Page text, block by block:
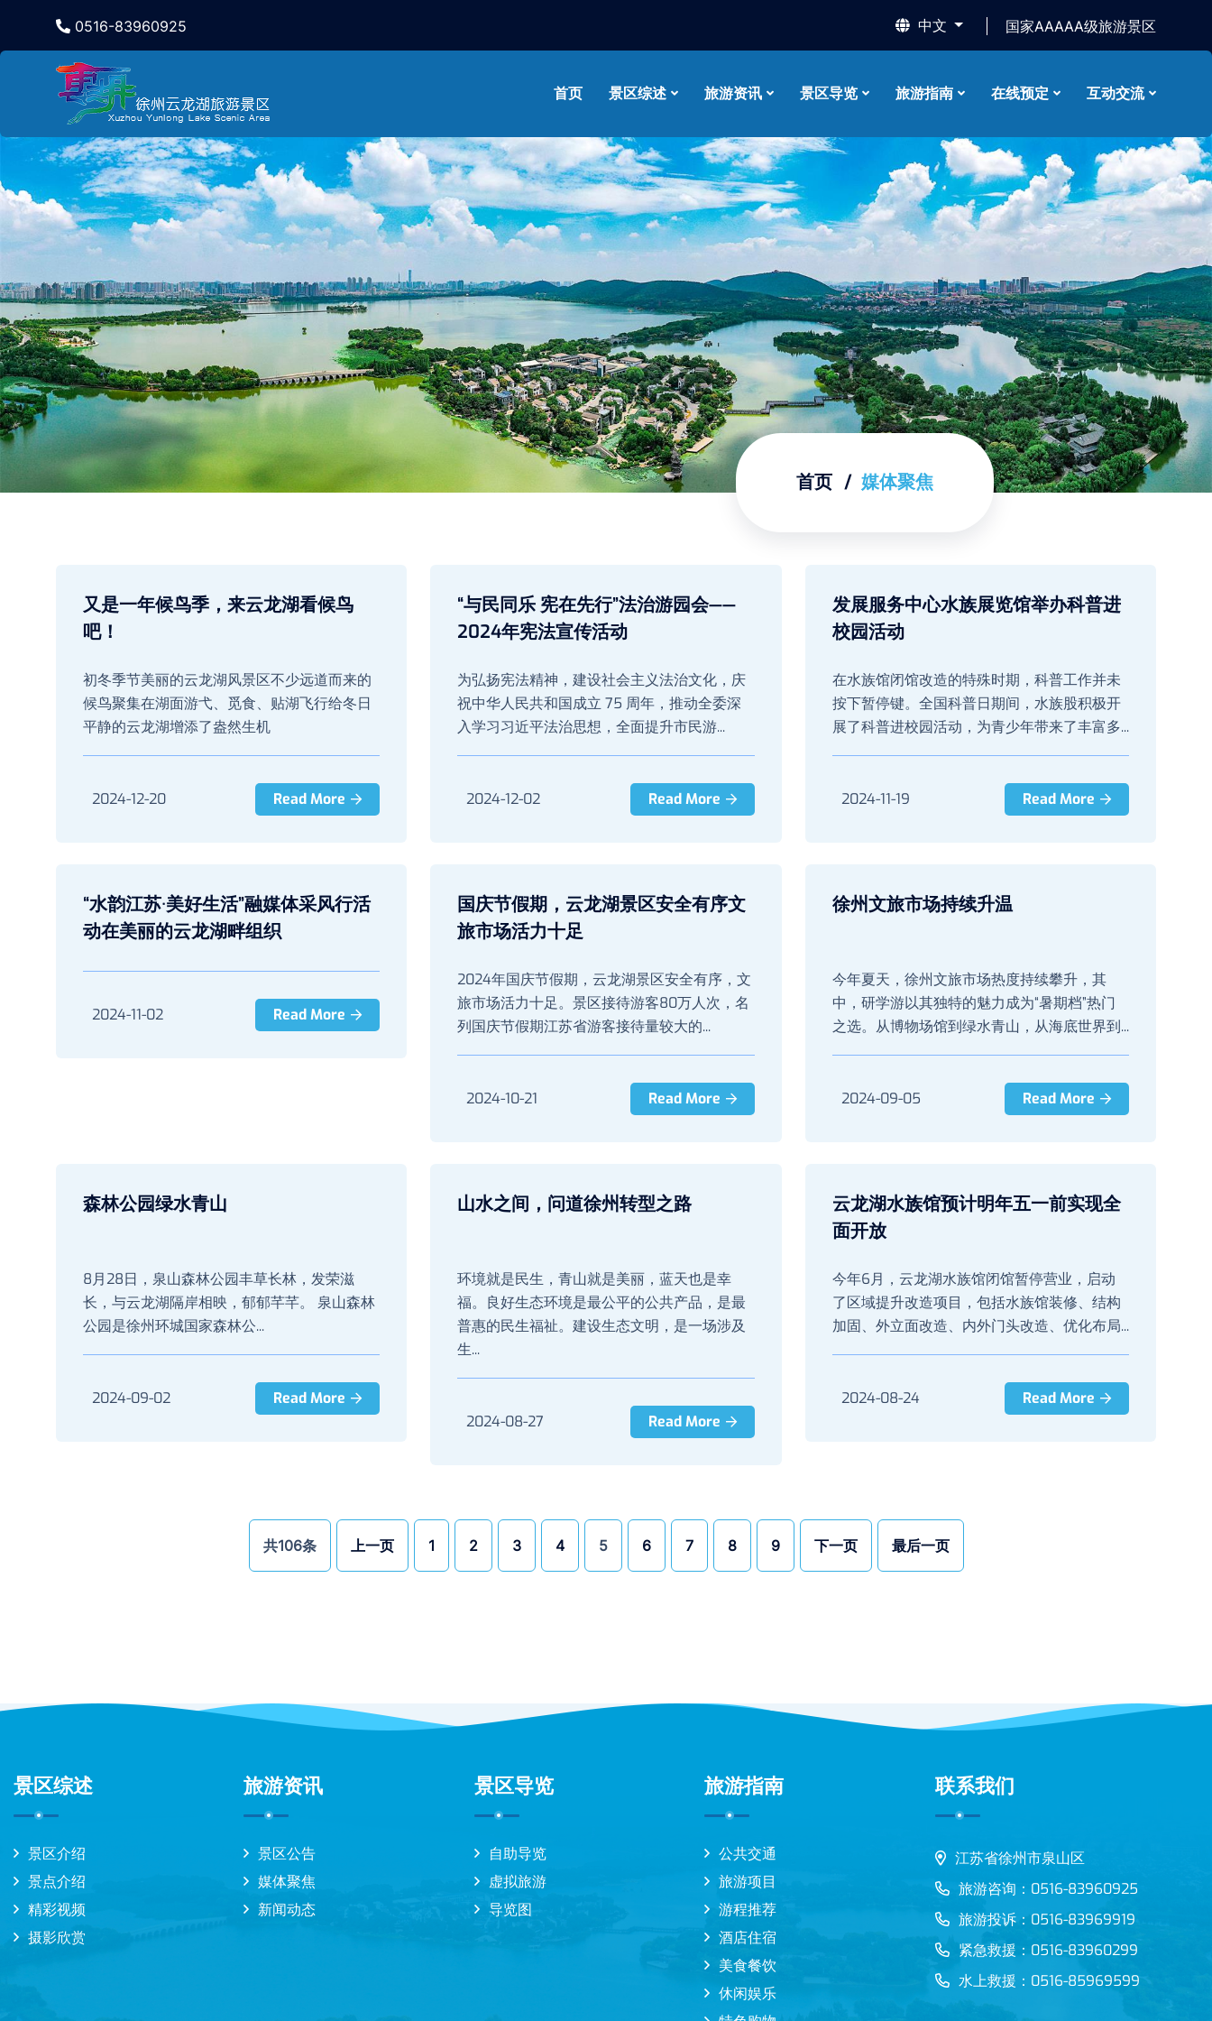
0516-83960925 中文 国家AAAAA级旅游景区
首页 景区综述 旅游资讯 景区导览 旅游指南 在线预定 互动交流
首页 媒体聚焦
又是一年候鸟季，来云龙湖看候鸟
吧！
初冬季节美丽的云龙湖风景区不少远道而来的
候鸟聚集在湖面游弋、觅食、贴湖飞行给冬日
平静的云龙湖增添了盎然生机
2024-12-20 Read More
“与民同乐 宪在先行”法治游园会——
2024年宪法宣传活动
为弘扬宪法精神，建设社会主义法治文化，庆
祝中华人民共和国成立 75 周年，推动全委深
入学习习近平法治思想，全面提升市民游...
2024-12-02 Read More
发展服务中心水族展览馆举办科普进
校园活动
在水族馆闭馆改造的特殊时期，科普工作并未
按下暂停键。全国科普日期间，水族股积极开
展了科普进校园活动，为青少年带来了丰富多...
2024-11-19 Read More
“水韵江苏·美好生活”融媒体采风行活
动在美丽的云龙湖畔组织
2024-11-02 Read More
国庆节假期，云龙湖景区安全有序文
旅市场活力十足
2024年国庆节假期，云龙湖景区安全有序，文
旅市场活力十足。景区接待游客80万人次，名
列国庆节假期江苏省游客接待量较大的...
2024-10-21 Read More
徐州文旅市场持续升温
今年夏天，徐州文旅市场热度持续攀升，其
中，研学游以其独特的魅力成为“暑期档”热门
之选。从博物场馆到绿水青山，从海底世界到...
2024-09-05 Read More
森林公园绿水青山
8月28日，泉山森林公园丰草长林，发荣滋
长，与云龙湖隔岸相映，郁郁芊芊。 泉山森林
公园是徐州环城国家森林公...
2024-09-02 Read More
山水之间，问道徐州转型之路
环境就是民生，青山就是美丽，蓝天也是幸
福。良好生态环境是最公平的公共产品，是最
普惠的民生福祉。建设生态文明，是一场涉及
生...
2024-08-27 Read More
云龙湖水族馆预计明年五一前实现全
面开放
今年6月，云龙湖水族馆闭馆暂停营业，启动
了区域提升改造项目，包括水族馆装修、结构
加固、外立面改造、内外门头改造、优化布局...
2024-08-24 Read More
共106条 上一页 1 2 3 4 5 6 7 8 9 下一页 最后一页
景区综述
景区介绍
景点介绍
精彩视频
摄影欣赏
旅游资讯
景区公告
媒体聚焦
新闻动态
景区导览
自助导览
虚拟旅游
导览图
旅游指南
公共交通
旅游项目
游程推荐
酒店住宿
美食餐饮
休闲娱乐
联系我们
江苏省徐州市泉山区
旅游咨询：0516-83960925
旅游投诉：0516-83969919
紧急救援：0516-83960299
水上救援：0516-85969599